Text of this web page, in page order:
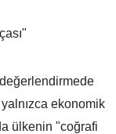
ekonomik
ülkenin "coğrafi